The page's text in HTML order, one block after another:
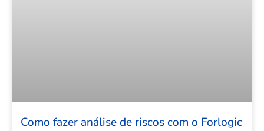
Como fazer análise de riscos com o Forlogic